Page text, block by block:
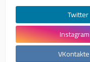
Twitter
Instagram
VKontakte